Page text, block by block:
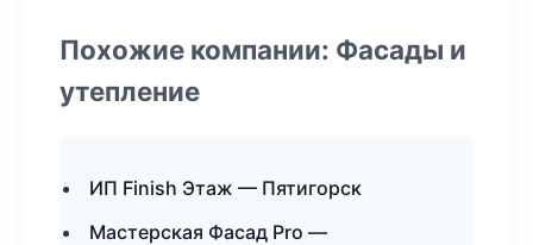
Похожие компании: Фасады и
утепление
ИП Finish Этаж — Пятигорск
Мастерская Фасад Pro —